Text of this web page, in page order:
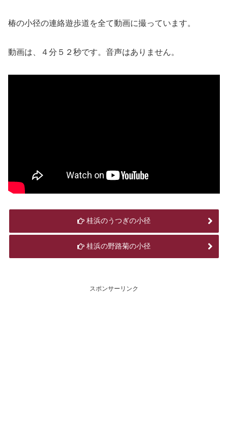
椿の小径の連絡遊歩道を全て動画に撮っています。
動画は、４分５２秒です。音声はありません。
桂浜のうつぎの小径
桂浜の野路菊の小径
スポンサーリンク